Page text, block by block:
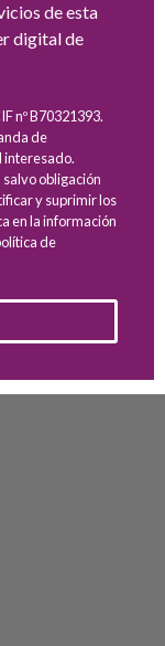
de esta
digital de
nº B70321393.
de
interesado.
obligación
y suprimir los
en la información
de